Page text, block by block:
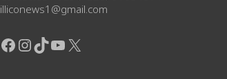
illiconews1@gmail.com
Facebook
Instagram
TikTok
YouTube
X